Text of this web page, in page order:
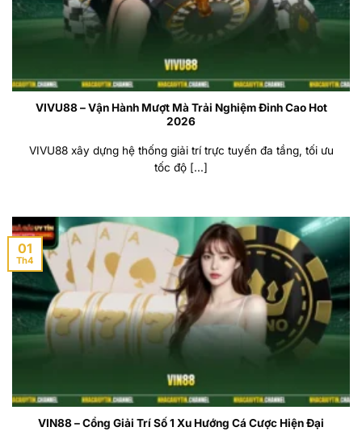
VIVU88 – Vận Hành Mượt Mà Trải Nghiệm Đỉnh Cao Hot
2026
VIVU88 xây dựng hệ thống giải trí trực tuyến đa tầng, tối ưu
tốc độ [...]
VIN88 – Cổng Giải Trí Số 1 Xu Hướng Cá Cược Hiện Đại
01
Th4